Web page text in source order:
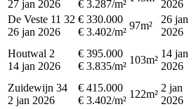
27 jan 2026
€ 3.287/m²
2026
De Veste 11 32
26 jan 2026
€ 330.000
€ 3.402/m²
97m²
26 jan
2026
Houtwal 2
14 jan 2026
€ 395.000
€ 3.835/m²
103m²
14 jan
2026
Zuidewijn 34
2 jan 2026
€ 415.000
€ 3.402/m²
122m²
2 jan
2026